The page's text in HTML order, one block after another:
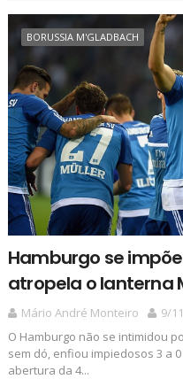
BORUSSIA M'GLADBACH
Hamburgo se
atropela o lanterna
Mário André Monteiro
9/
O Hamburgo não se intimidou
sem dó, enfiou impiedosos 3 a
abertura da 4...